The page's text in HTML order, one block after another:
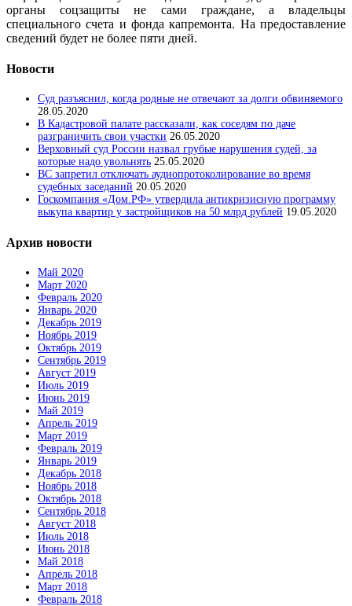
органы соцзащиты не сами граждане, а владельцы
специального счета и фонда капремонта. На предоставление
сведений будет не более пяти дней.
Новости
Суд разъяснил, когда родные не отвечают за долги обвиняемого
28.05.2020
В Кадастровой палате рассказали, как соседям по даче
разграничить свои участки 26.05.2020
Верховный суд России назвал грубые нарушения судей, за
которые надо увольнять 25.05.2020
ВС запретил отключать аудиопротоколирование во время
судебных заседаний 20.05.2020
Госкомпания «Дом.РФ» утвердила антикризисную программу
выкупа квартир у застройщиков на 50 млрд рублей 19.05.2020
Архив новости
Май 2020
Март 2020
Февраль 2020
Январь 2020
Декабрь 2019
Ноябрь 2019
Октябрь 2019
Сентябрь 2019
Август 2019
Июль 2019
Июнь 2019
Май 2019
Апрель 2019
Март 2019
Февраль 2019
Январь 2019
Декабрь 2018
Ноябрь 2018
Октябрь 2018
Сентябрь 2018
Август 2018
Июль 2018
Июнь 2018
Май 2018
Апрель 2018
Март 2018
Февраль 2018